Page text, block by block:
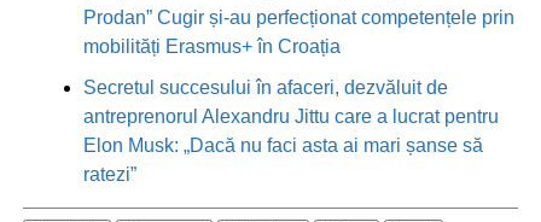
Prodan” Cugir și-au perfecționat competențele prin
mobilități Erasmus+ în Croația
Secretul succesului în afaceri, dezvăluit de
antreprenorul Alexandru Jittu care a lucrat pentru
Elon Musk: „Dacă nu faci asta ai mari șanse să
ratezi”